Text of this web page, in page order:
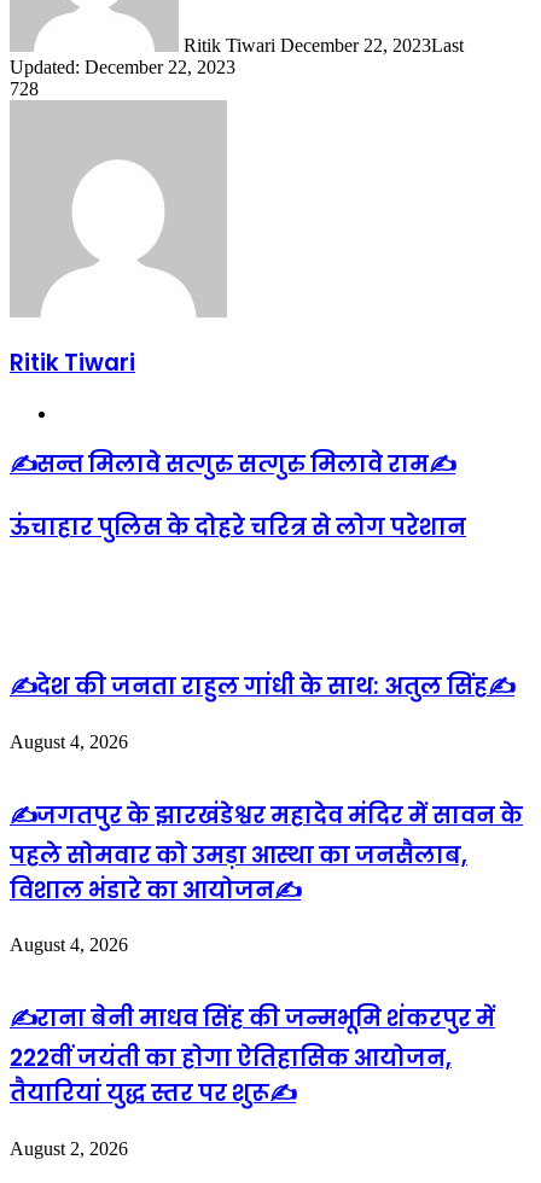
Ritik Tiwari December 22, 2023Last
Updated: December 22, 2023
728
Ritik Tiwari
✍️सन्त मिलावे सत्गुरु सत्गुरु मिलावे राम✍️
ऊंचाहार पुलिस के दोहरे चरित्र से लोग परेशान
✍️देश की जनता राहुल गांधी के साथ: अतुल सिंह✍️
August 4, 2026
✍️जगतपुर के झारखंडेश्वर महादेव मंदिर में सावन के
पहले सोमवार को उमड़ा आस्था का जनसैलाब,
विशाल भंडारे का आयोजन✍️
August 4, 2026
✍️राना बेनी माधव सिंह की जन्मभूमि शंकरपुर में
222वीं जयंती का होगा ऐतिहासिक आयोजन,
तैयारियां युद्ध स्तर पर शुरू✍️
August 2, 2026